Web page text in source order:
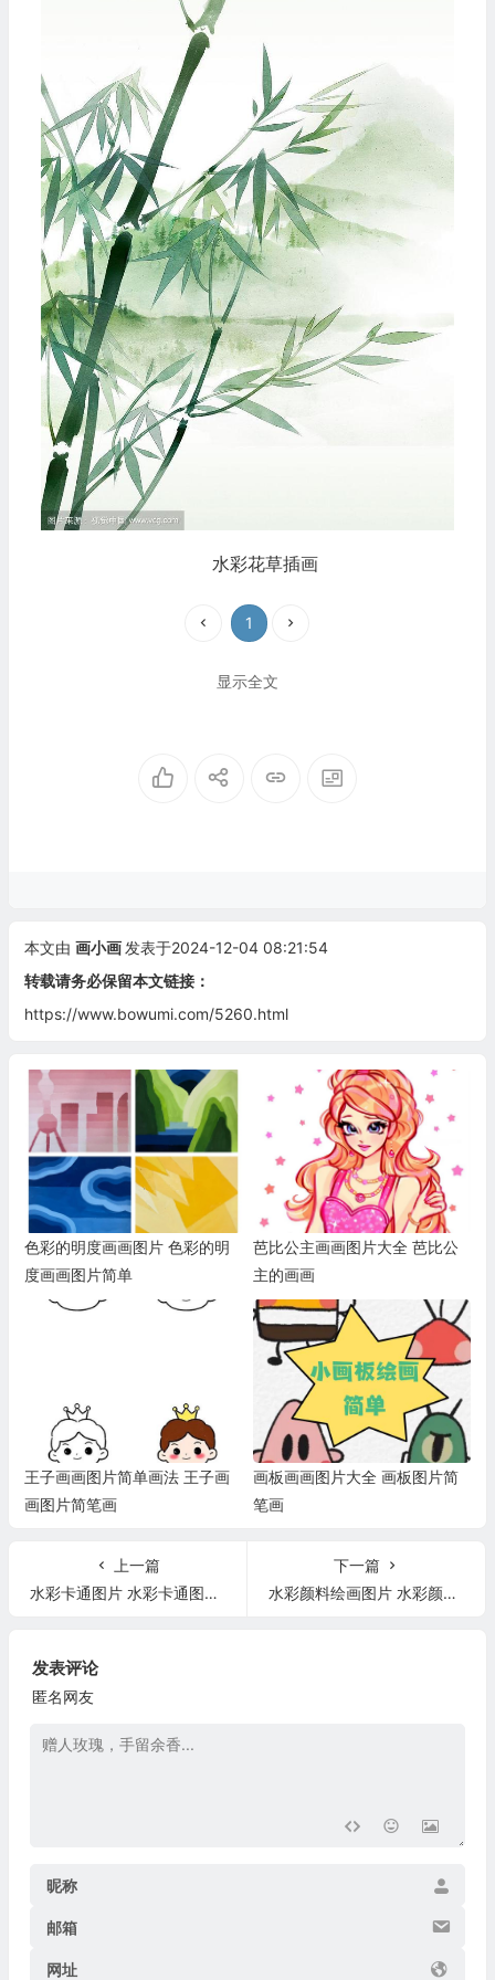
水彩花草插画
1
显示全文
本文由 画小画 发表于2024-12-04 08:21:54
转载请务必保留本文链接：
https://www.bowumi.com/5260.html
色彩的明度画画图片 色彩的明
度画画图片简单
芭比公主画画图片大全 芭比公
主的画画
王子画画图片简单画法 王子画
画图片简笔画
画板画画图片大全 画板图片简
笔画
上一篇
水彩卡通图片 水彩卡通图片可爱
下一篇
水彩颜料绘画图片 水彩颜料绘画图片简单
发表评论
匿名网友
昵称
邮箱
网址